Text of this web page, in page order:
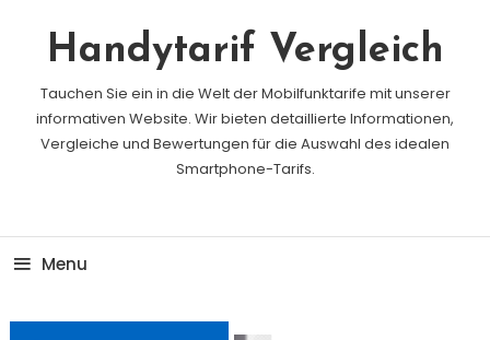
Handytarif Vergleich
Tauchen Sie ein in die Welt der Mobilfunktarife mit unserer
informativen Website. Wir bieten detaillierte Informationen,
Vergleiche und Bewertungen für die Auswahl des idealen
Smartphone-Tarifs.
Menu